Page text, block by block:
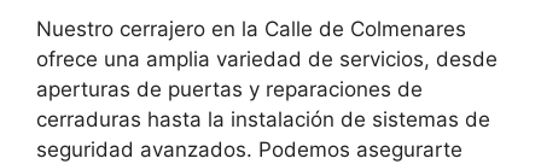
Nuestro cerrajero en la Calle de Colmenares
ofrece una amplia variedad de servicios, desde
aperturas de puertas y reparaciones de
cerraduras hasta la instalación de sistemas de
seguridad avanzados. Podemos asegurarte